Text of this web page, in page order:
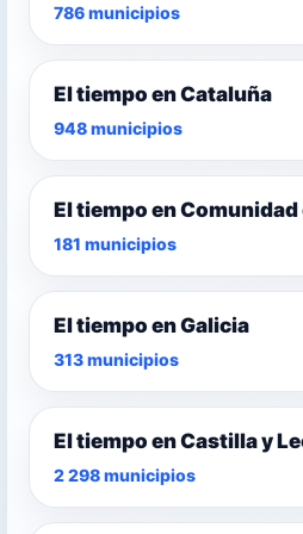
786 municipios
El tiempo en Cataluña
948 municipios
El tiempo en
181 municipios
El tiempo en Galicia
313 municipios
El tiempo en Castilla y
2 298 municipios